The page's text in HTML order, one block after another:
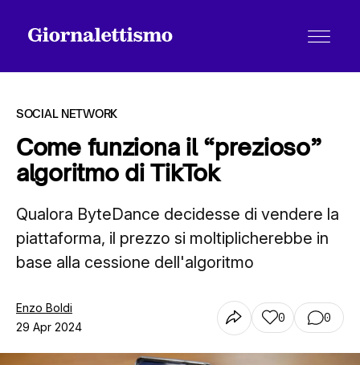
Tutti gli articoli
Chi siamo
Contatti
SOCIAL NETWORK
Come funziona il “prezioso”
algoritmo di TikTok
Qualora ByteDance decidesse di vendere la
piattaforma, il prezzo si moltiplicherebbe in
base alla cessione dell'algoritmo
Enzo Boldi
29 Apr 2024
0 0